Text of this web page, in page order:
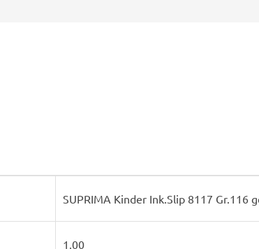
SUPRIMA Kinder Ink.Slip 8117 Gr.116
1,00